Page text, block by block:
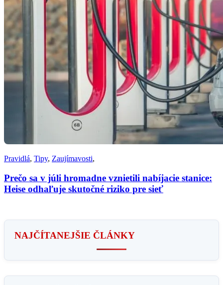
Pravidlá, Tipy, Zaujímavosti,
Prečo sa v júli hromadne vznietili nabíjacie stanice:
Heise odhaľuje skutočné riziko pre sieť
NAJČÍTANEJŠIE ČLÁNKY